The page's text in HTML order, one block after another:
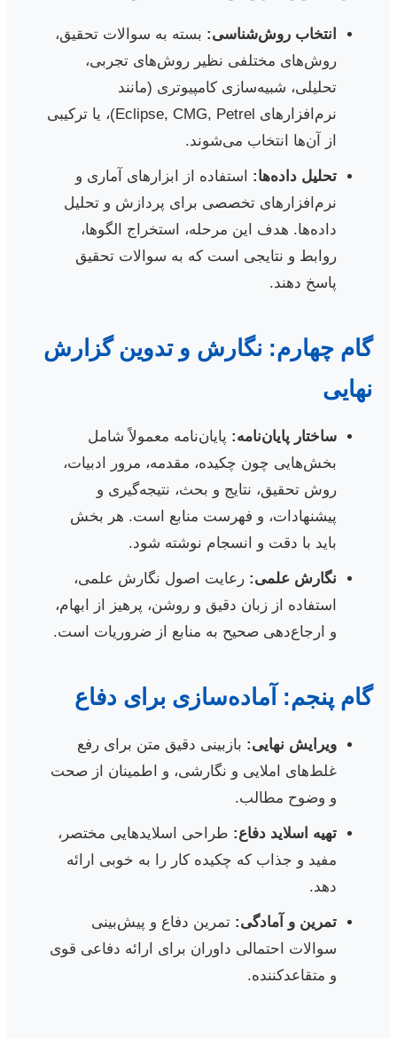
انتخاب روش‌شناسی: بسته به سوالات تحقیق،
روش‌های مختلفی نظیر روش‌های تجربی،
تحلیلی، شبیه‌سازی کامپیوتری (مانند
نرم‌افزارهای Eclipse, CMG, Petrel)، یا ترکیبی
از آن‌ها انتخاب می‌شوند.
تحلیل داده‌ها: استفاده از ابزارهای آماری و
نرم‌افزارهای تخصصی برای پردازش و تحلیل
داده‌ها. هدف این مرحله، استخراج الگوها،
روابط و نتایجی است که به سوالات تحقیق
پاسخ دهند.
گام چهارم: نگارش و تدوین گزارش
نهایی
ساختار پایان‌نامه: پایان‌نامه معمولاً شامل
بخش‌هایی چون چکیده، مقدمه، مرور ادبیات،
روش تحقیق، نتایج و بحث، نتیجه‌گیری و
پیشنهادات، و فهرست منابع است. هر بخش
باید با دقت و انسجام نوشته شود.
نگارش علمی: رعایت اصول نگارش علمی،
استفاده از زبان دقیق و روشن، پرهیز از ابهام،
و ارجاع‌دهی صحیح به منابع از ضروریات است.
گام پنجم: آماده‌سازی برای دفاع
ویرایش نهایی: بازبینی دقیق متن برای رفع
غلط‌های املایی و نگارشی، و اطمینان از صحت
و وضوح مطالب.
تهیه اسلاید دفاع: طراحی اسلایدهایی مختصر،
مفید و جذاب که چکیده کار را به خوبی ارائه
دهد.
تمرین و آمادگی: تمرین دفاع و پیش‌بینی
سوالات احتمالی داوران برای ارائه دفاعی قوی
و متقاعدکننده.